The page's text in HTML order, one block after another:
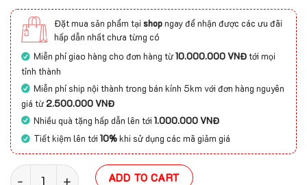
Đặt mua sản phẩm tại shopngay để nhận được các ưu đãi
hấp dẫn nhất chưa từng có
Miễn phí giao hàng cho đơn hàng từ10.000.000 VNĐtới mọi
tỉnh thành
Miễn phí ship nội thành trong bán kính 5km với đơn hàng nguyên
giá từ2.500.000 VNĐ
Nhiều quà tặng hấp dẫn lên tới1.000.000 VNĐ
Tiết kiệm lên tới10%khi sử dụng các mã giảm giá
Thảm tấm đế cao su Como quantity
ADD TO CART